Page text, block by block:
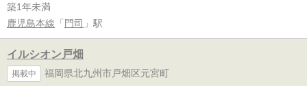
築1年未満
鹿児島本線 「 門司 」駅
イルシオン戸畑
掲載中 福岡県北九州市戸畑区元宮町